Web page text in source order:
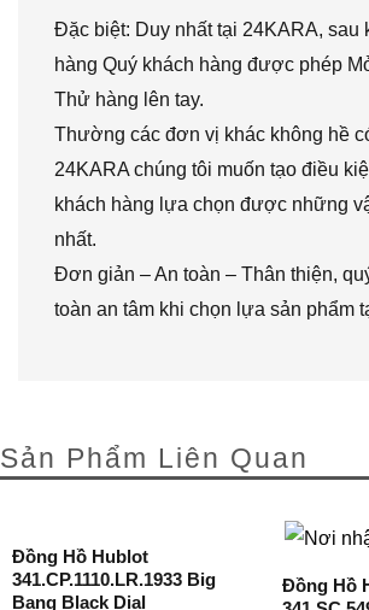
Đặc biệt: Duy nhất tại 24KARA, sau
hàng Quý khách hàng được phép
Thử hàng lên tay.
Thường các đơn vị khác không hề
24KARA chúng tôi muốn tạo điều
khách hàng lựa chọn được những
nhất.
Đơn giản – An toàn – Thân thiện,
toàn an tâm khi chọn lựa sản phẩm
Sản Phẩm Liên Quan
Đồng Hồ Hublot
341.CP.1110.LR.1933 Big
Bang Black Dial
Đồng Hồ